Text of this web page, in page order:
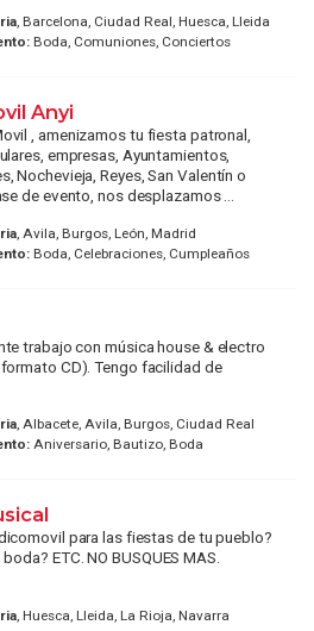
, Barcelona, Ciudad Real, Huesca, Lleida
Boda, Comuniones, Conciertos
Anyi
, amenizamos tu fiesta patronal,
empresas, Ayuntamientos,
Nochevieja, Reyes, San Valentín o
de evento, nos desplazamos ...
, Avila, Burgos, León, Madrid
Boda, Celebraciones, Cumpleaños
trabajo con música house & electro
CD). Tengo facilidad de
, Albacete, Avila, Burgos, Ciudad Real
Aniversario, Bautizo, Boda
para las fiestas de tu pueblo?
ETC. NO BUSQUES MAS.
, Huesca, Lleida, La Rioja, Navarra